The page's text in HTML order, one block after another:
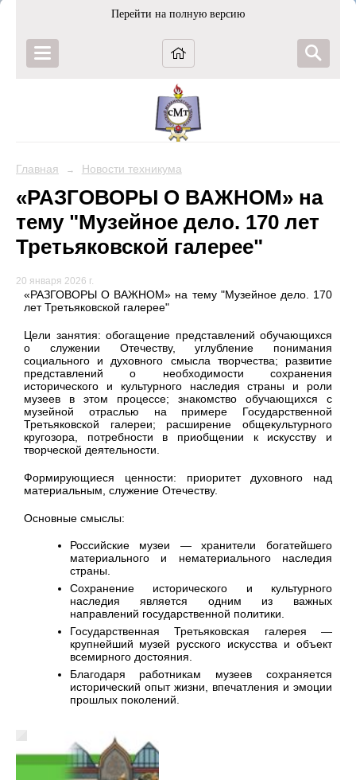
Перейти на полную версию
Главная → Новости техникума
«РАЗГОВОРЫ О ВАЖНОМ» на
тему "Музейное дело. 170 лет
Третьяковской галерее"
20 января 2026 г.
«РАЗГОВОРЫ О ВАЖНОМ» на тему "Музейное дело. 170
лет Третьяковской галерее"
Цели занятия: обогащение представлений обучающихся
о служении Отечеству, углубление понимания
социального и духовного смысла творчества; развитие
представлений о необходимости сохранения
исторического и культурного наследия страны и роли
музеев в этом процессе; знакомство обучающихся с
музейной отраслью на примере Государственной
Третьяковской галереи; расширение общекультурного
кругозора, потребности в приобщении к искусству и
творческой деятельности.
Формирующиеся ценности: приоритет духовного над
материальным, служение Отечеству.
Основные смыслы:
Российские музеи — хранители богатейшего
материального и нематериального наследия
страны.
Сохранение исторического и культурного
наследия является одним из важных
направлений государственной политики.
Государственная Третьяковская галерея —
крупнейший музей русского искусства и объект
всемирного достояния.
Благодаря работникам музеев сохраняется
исторический опыт жизни, впечатления и эмоции
прошлых поколений.